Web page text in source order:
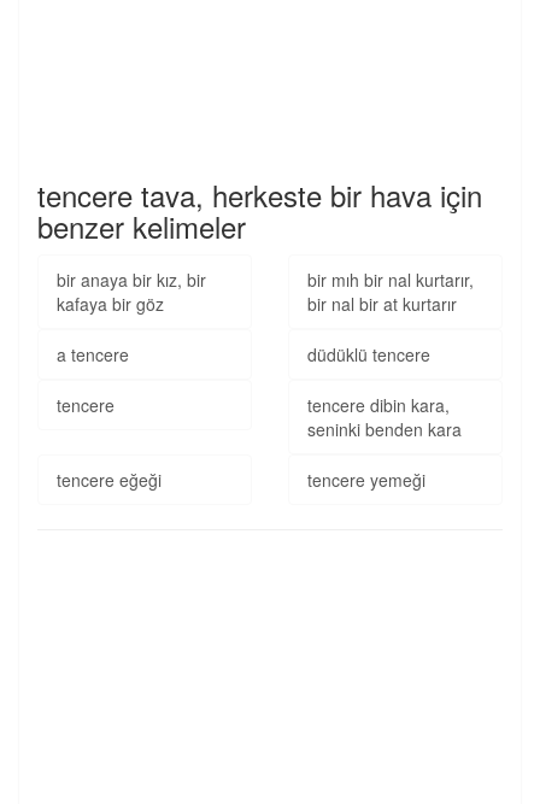
tencere tava, herkeste bir hava için
benzer kelimeler
bir anaya bir kız, bir
kafaya bir göz
bir mıh bir nal kurtarır,
bir nal bir at kurtarır
a tencere düdüklü tencere
tencere
tencere dibin kara,
seninki benden kara
tencere eğeği tencere yemeği